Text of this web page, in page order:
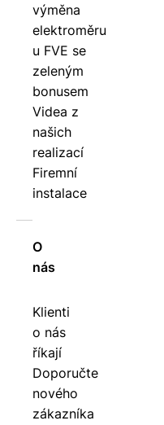
výměna
elektroměru
u FVE se
zeleným
bonusem
Videa z
našich
realizací
Firemní
instalace
O
nás
Klienti
o nás
říkají
Doporučte
nového
zákazníka